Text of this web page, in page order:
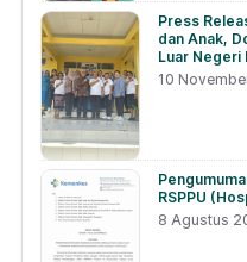
Press
dan Anak,
Luar Negeri
NTT
10
RSPPU
8 Agustus